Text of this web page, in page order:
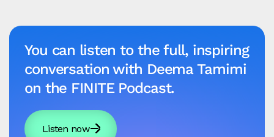
You can listen to the full, inspiring
conversation with Deema Tamimi
on the FINITE Podcast.
Listen now